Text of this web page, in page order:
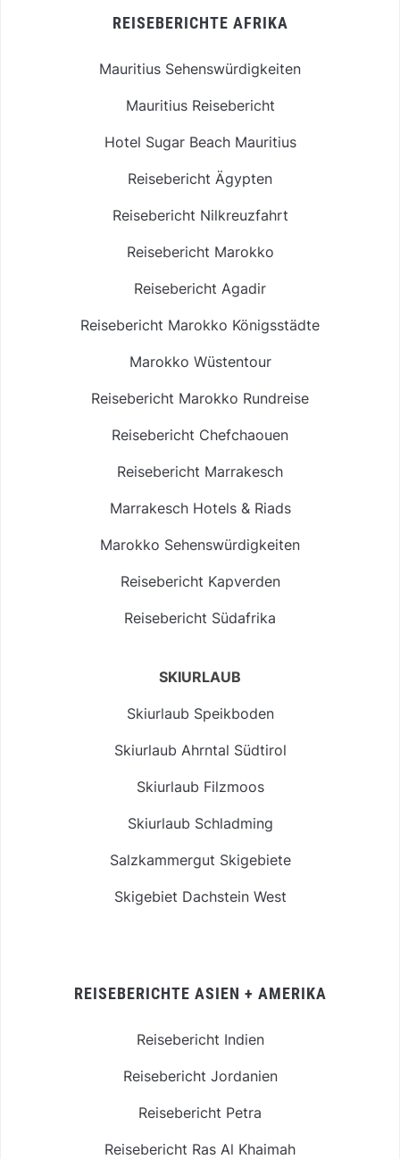
REISEBERICHTE AFRIKA
Mauritius Sehenswürdigkeiten
Mauritius Reisebericht
Hotel Sugar Beach Mauritius
Reisebericht Ägypten
Reisebericht Nilkreuzfahrt
Reisebericht Marokko
Reisebericht Agadir
Reisebericht Marokko Königsstädte
Marokko Wüstentour
Reisebericht Marokko Rundreise
Reisebericht Chefchaouen
Reisebericht Marrakesch
Marrakesch Hotels & Riads
Marokko Sehenswürdigkeiten
Reisebericht Kapverden
Reisebericht Südafrika
SKIURLAUB
Skiurlaub Speikboden
Skiurlaub Ahrntal Südtirol
Skiurlaub Filzmoos
Skiurlaub Schladming
Salzkammergut Skigebiete
Skigebiet Dachstein West
REISEBERICHTE ASIEN + AMERIKA
Reisebericht Indien
Reisebericht Jordanien
Reisebericht Petra
Reisebericht Ras Al Khaimah